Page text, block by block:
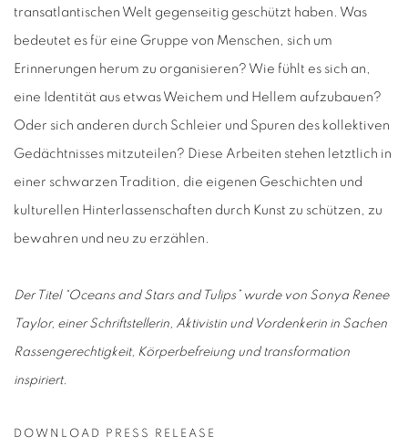
transatlantischen Welt gegenseitig geschützt haben. Was
bedeutet es für eine Gruppe von Menschen, sich um
Erinnerungen herum zu organisieren? Wie fühlt es sich an,
eine Identität aus etwas Weichem und Hellem aufzubauen?
Oder sich anderen durch Schleier und Spuren des kollektiven
Gedächtnisses mitzuteilen? Diese Arbeiten stehen letztlich in
einer schwarzen Tradition, die eigenen Geschichten und
kulturellen Hinterlassenschaften durch Kunst zu schützen, zu
bewahren und neu zu erzählen.
Der Titel “Oceans and Stars and Tulips” wurde von Sonya Renee
Taylor, einer Schriftstellerin, Aktivistin und Vordenkerin in Sachen
Rassengerechtigkeit, Körperbefreiung und transformation
inspiriert.
DOWNLOAD PRESS RELEASE